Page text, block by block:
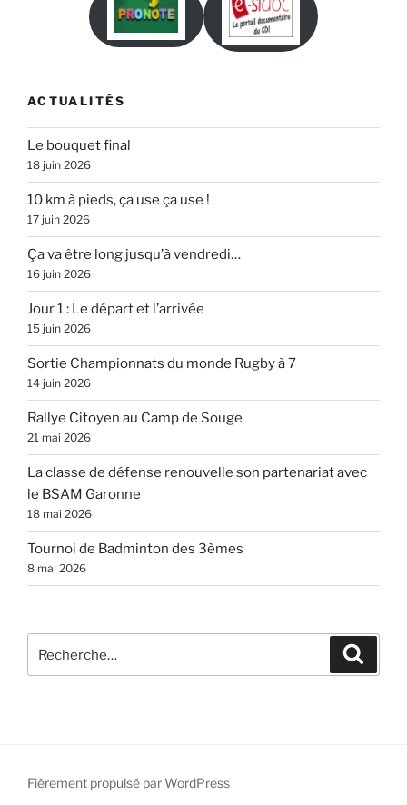
ACTUALITÉS
Le bouquet final
18 juin 2026
10 km à pieds, ça use ça use !
17 juin 2026
Ça va être long jusqu’à vendredi…
16 juin 2026
Jour 1 : Le départ et l’arrivée
15 juin 2026
Sortie Championnats du monde Rugby à 7
14 juin 2026
Rallye Citoyen au Camp de Souge
21 mai 2026
La classe de défense renouvelle son partenariat avec
le BSAM Garonne
18 mai 2026
Tournoi de Badminton des 3èmes
8 mai 2026
pour
Fièrement propulsé par WordPress